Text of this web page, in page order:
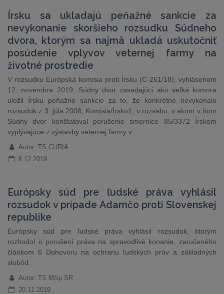
Írsku sa ukladajú peňažné sankcie za
nevykonanie skoršieho rozsudku Súdneho
dvora, ktorým sa najmä ukladá uskutočniť
posúdenie vplyvov veternej farmy na
životné prostredie
V rozsudku Európska komisia proti Írsku (C-261/18), vyhlásenom
12. novembra 2019, Súdny dvor zasadajúci ako veľká komora
uložil Írsku peňažné sankcie za to, že konkrétne nevykonalo
rozsudok z 3. júla 2008, Komisia/Írsko1, v rozsahu, v akom v ňom
Súdny dvor konštatoval porušenie smernice 85/3372 Írskom
vyplývajúce z výstavby veternej farmy v…
Autor: TS CURIA
6.12.2019
Európsky súd pre ľudské práva vyhlásil
rozsudok v prípade Adamčo proti Slovenskej
republike
Európsky súd pre ľudské práva vyhlásil rozsudok, ktorým
rozhodol o porušení práva na spravodlivé konanie, zaručeného
článkom 6 Dohovoru na ochranu ľudských práv a základných
slobôd.
Autor: TS MSp SR
20.11.2019